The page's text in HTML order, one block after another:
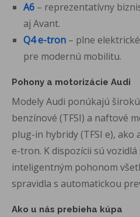
A6 – reprezentatívny
aj Avant.
Q4 e-tron – plne
pre modernú mobilitu.
Pohony a motorizácie Audi
Modely Audi ponúkajú
benzínové (TFSI) a naftové
plug-in hybridy (TFSI e), ako
e-tron. K dispozícii sú
inteligentným pohonom
spravidla s automatickou
Ako u nás prebieha kúpa